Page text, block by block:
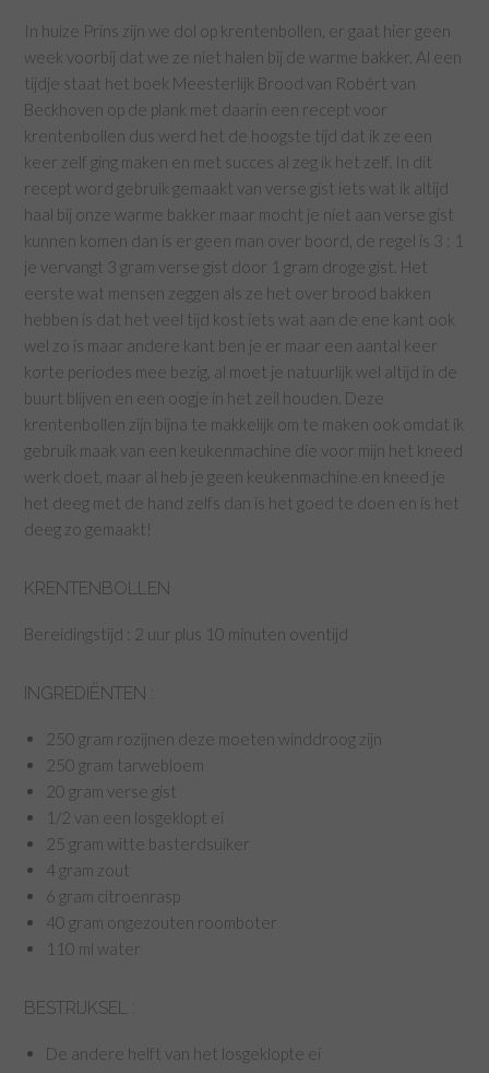
In huize Prins zijn we dol op krentenbollen, er gaat hier geen
week voorbij dat we ze niet halen bij de warme bakker. Al een
tijdje staat het boek Meesterlijk Brood van Robért van
Beckhoven op de plank met daarin een recept voor
krentenbollen dus werd het de hoogste tijd dat ik ze een
keer zelf ging maken en met succes al zeg ik het zelf. In dit
recept word gebruik gemaakt van verse gist iets wat ik altijd
haal bij onze warme bakker maar mocht je niet aan verse gist
kunnen komen dan is er geen man over boord, de regel is 3 : 1
je vervangt 3 gram verse gist door 1 gram droge gist. Het
eerste wat mensen zeggen als ze het over brood bakken
hebben is dat het veel tijd kost iets wat aan de ene kant ook
wel zo is maar andere kant ben je er maar een aantal keer
korte periodes mee bezig, al moet je natuurlijk wel altijd in de
buurt blijven en een oogje in het zeil houden. Deze
krentenbollen zijn bijna te makkelijk om te maken ook omdat ik
gebruik maak van een keukenmachine die voor mijn het kneed
werk doet, maar al heb je geen keukenmachine en kneed je
het deeg met de hand zelfs dan is het goed te doen en is het
deeg zo gemaakt!
KRENTENBOLLEN
Bereidingstijd : 2 uur plus 10 minuten oventijd
INGREDIËNTEN :
250 gram rozijnen deze moeten winddroog zijn
250 gram tarwebloem
20 gram verse gist
1/2 van een losgeklopt ei
25 gram witte basterdsuiker
4 gram zout
6 gram citroenrasp
40 gram ongezouten roomboter
110 ml water
BESTRIJKSEL :
De andere helft van het losgeklopte ei